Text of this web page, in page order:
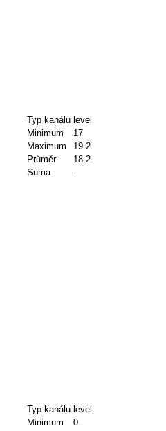
Typ kanálu level
Minimum
17
Maximum
19.2
Průměr
18.2
Suma
-
Typ kanálu level
Minimum
0